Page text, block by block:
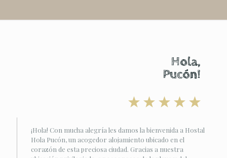
Hola,
Pucón!
¡Hola! Con mucha alegría les damos la bienvenida a Hostal
Hola Pucón, un acogedor alojamiento ubicado en el
corazón de esta preciosa ciudad. Gracias a nuestra